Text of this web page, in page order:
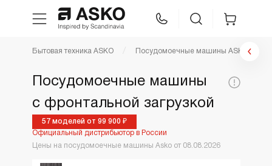
Техника для кухни
Уход за бельем
Бытовая техника ASKO Посудомоечные машины ASKO
Посудомоечные машины
с фронтальной загрузкой
57 моделей от 99 900 ₽
Официальный дистрибьютор в России
Цены на посудомоечные машины Asko от 08.08.2026
Фильтр посудомоечные машины
Цена по возрастанию
По популярности
Новинки
ТОП лучших
Акции и Скидки
Цена,
руб:
80000229990 1 Установка:
Ещё фильтры 1 Вид